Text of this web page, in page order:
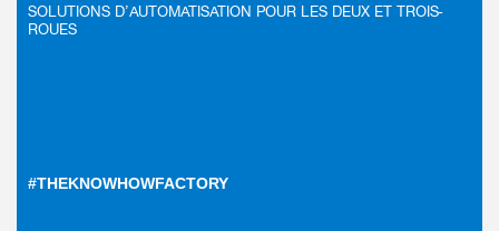
SOLUTIONS D’AUTOMATISATION POUR LES DEUX ET TROIS-
ROUES
#THEKNOWHOWFACTORY